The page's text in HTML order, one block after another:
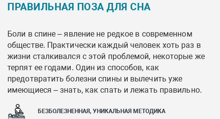
ПРАВИЛЬНАЯ ПОЗА ДЛЯ СНА
Боли в спине – явление не редкое в современном
обществе. Практически каждый человек хоть раз в
жизни сталкивался с этой проблемой, некоторые же
терпят ее годами. Один из способов, как
предотвратить болезни спины и вылечить уже
имеющиеся – знать, как спать и лежать правильно.
БЕЗБОЛЕЗНЕННАЯ, УНИКАЛЬНАЯ МЕТОДИКА